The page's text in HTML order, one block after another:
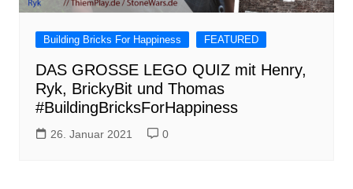
Building Bricks For Happiness FEATURED
DAS GROSSE LEGO QUIZ mit Henry,
Ryk, BrickyBit und Thomas
#BuildingBricksForHappiness
26. Januar 2021 0